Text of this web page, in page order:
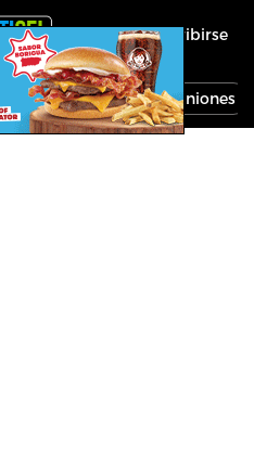
Inscribirse
Economía Opiniones